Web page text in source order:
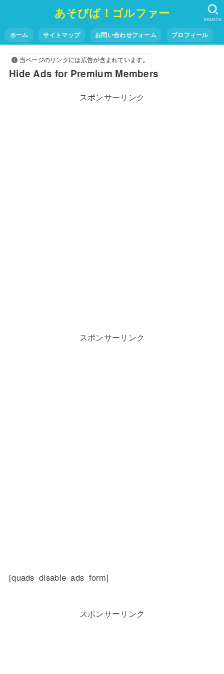
あそびば！ゴルファー
ホーム サイトマップ お問い合わせフォーム プロフィール
SEARCH
当ページのリンクには広告が含まれています。
Hide Ads for Premium Members
スポンサーリンク
スポンサーリンク
[quads_disable_ads_form]
スポンサーリンク